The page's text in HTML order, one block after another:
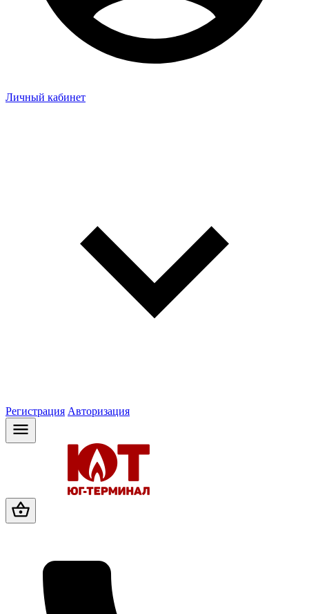
Личный кабинет
Регистрация Авторизация